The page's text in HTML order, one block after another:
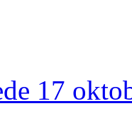
17